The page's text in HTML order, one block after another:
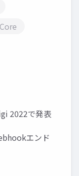
2022で発表
エンド